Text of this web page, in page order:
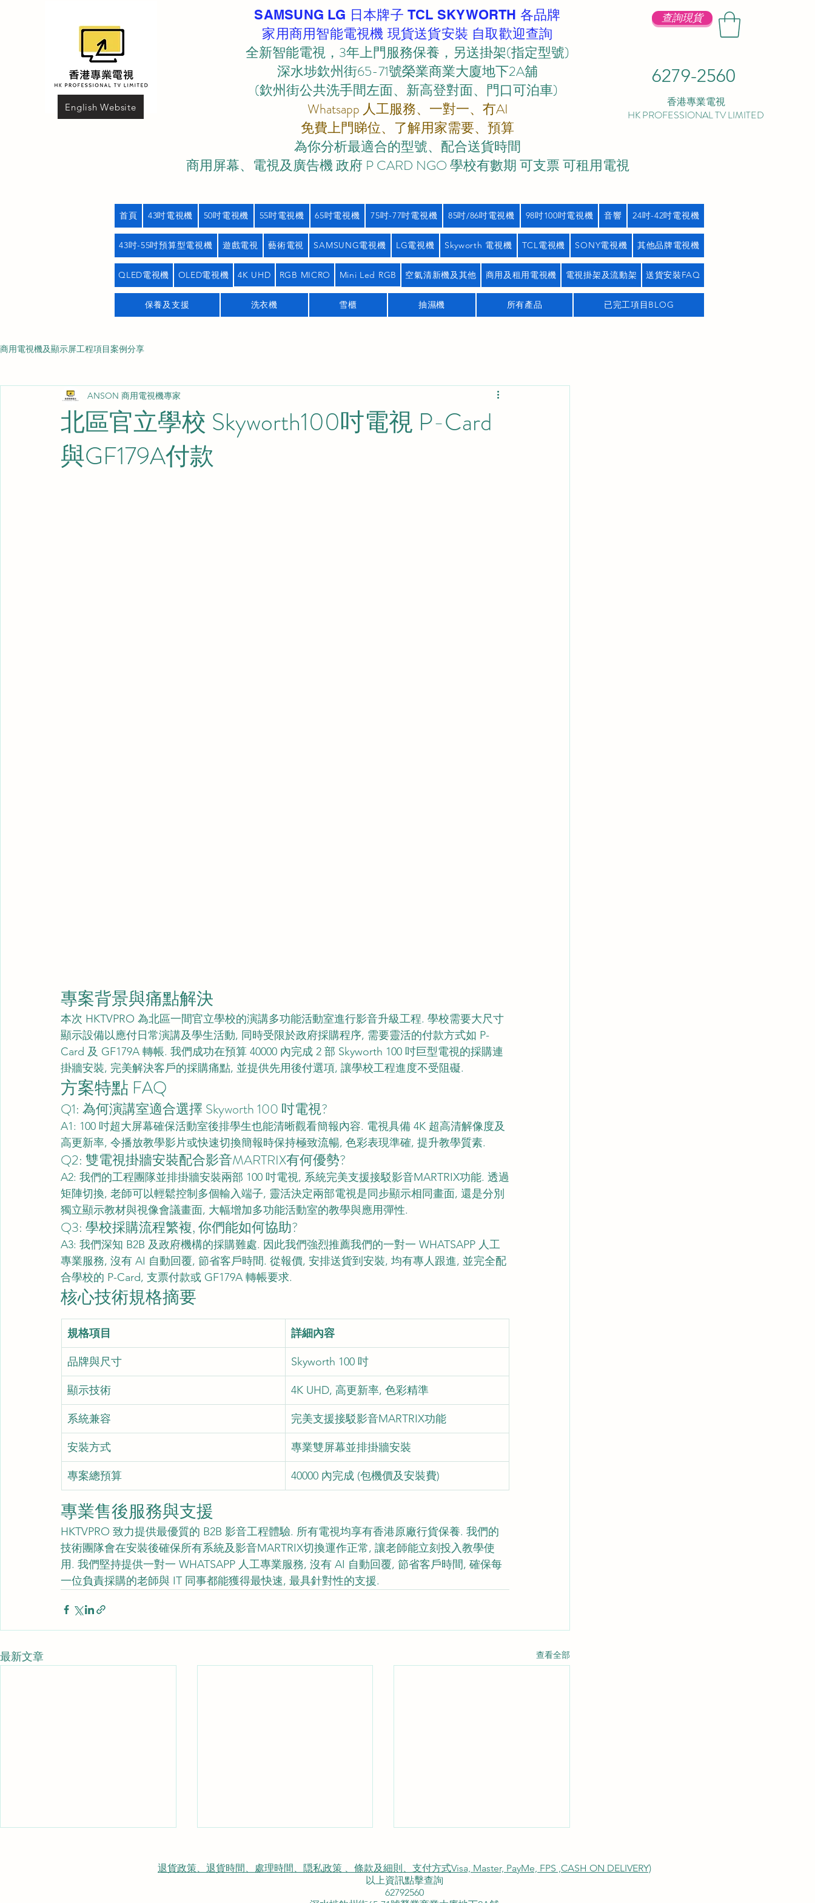
English Website
查詢現貨
6279-2560
香港專業電視
HK PROFESSIONAL TV LIMITED
SAMSUNG LG 日本牌子 TCL SKYWORTH 各品牌
家用商用智能電視機 現貨送貨安裝 自取歡迎查詢
全新智能電視，3年上門服務保養，另送掛架(指定型號)
深水埗欽州街65-71號榮業商業大廈地下2A舖
(欽州街公共洗手間左面、新高登對面、門口可泊車) ​
Whatsapp 人工服務、一對一、冇AI
免費上門睇位、了解用家需要、預算
為你分析最適合的型號、配合送貨時間
商用屏幕、電視及廣告機 政府 P CARD NGO 學校有數期 可支票 可租用電視
首頁 43吋電視機 50吋電視機 55吋電視機 65吋電視機 75吋-77吋電視機 85吋/86吋電視機 98吋100吋電視機 音響 24吋-42吋電視機
43吋-55吋預算型電視機 遊戲電視 藝術電視 SAMSUNG電視機 LG電視機 Skyworth 電視機 TCL電視機 SONY電視機 其他品牌電視機
QLED電視機 OLED電視機 4K UHD RGB MICRO Mini Led RGB 空氣清新機及其他 商用及租用電視機 電視掛架及流動架 送貨安裝FAQ
保養及支援 洗衣機 雪櫃 抽濕機 所有產品 已完工項目BLOG
商用電視機及顯示屏工程項目案例分享
北區官立學校 Skyworth100吋電視 P-Card
與GF179A付款
ANSON 商用電視機專家
專案背景與痛點解決
本次 HKTVPRO 為北區一間官立學校的演講多功能活動室進行影音升級工程. 學校需要大尺寸
顯示設備以應付日常演講及學生活動, 同時受限於政府採購程序, 需要靈活的付款方式如 P-
Card 及 GF179A 轉帳. 我們成功在預算 40000 內完成 2 部 Skyworth 100 吋巨型電視的採購連
掛牆安裝, 完美解決客戶的採購痛點, 並提供先用後付選項, 讓學校工程進度不受阻礙.
方案特點 FAQ
Q1: 為何演講室適合選擇 Skyworth 100 吋電視?
A1: 100 吋超大屏幕確保活動室後排學生也能清晰觀看簡報內容. 電視具備 4K 超高清解像度及
高更新率, 令播放教學影片或快速切換簡報時保持極致流暢, 色彩表現準確, 提升教學質素.
Q2: 雙電視掛牆安裝配合影音MARTRIX有何優勢?
A2: 我們的工程團隊並排掛牆安裝兩部 100 吋電視, 系統完美支援接駁影音MARTRIX功能. 透過
矩陣切換, 老師可以輕鬆控制多個輸入端子, 靈活決定兩部電視是同步顯示相同畫面, 還是分別
獨立顯示教材與視像會議畫面, 大幅增加多功能活動室的教學與應用彈性.
Q3: 學校採購流程繁複, 你們能如何協助?
A3: 我們深知 B2B 及政府機構的採購難處. 因此我們強烈推薦我們的一對一 WHATSAPP 人工
專業服務, 沒有 AI 自動回覆, 節省客戶時間. 從報價, 安排送貨到安裝, 均有專人跟進, 並完全配
合學校的 P-Card, 支票付款或 GF179A 轉帳要求.
核心技術規格摘要
規格項目 詳細內容
品牌與尺寸 Skyworth 100 吋
顯示技術 4K UHD, 高更新率, 色彩精準
系統兼容 完美支援接駁影音MARTRIX功能
安裝方式 專業雙屏幕並排掛牆安裝
專案總預算 40000 內完成 (包機價及安裝費)
專業售後服務與支援
HKTVPRO 致力提供最優質的 B2B 影音工程體驗. 所有電視均享有香港原廠行貨保養. 我們的
技術團隊會在安裝後確保所有系統及影音MARTRIX切換運作正常, 讓老師能立刻投入教學使
用. 我們堅持提供一對一 WHATSAPP 人工專業服務, 沒有 AI 自動回覆, 節省客戶時間, 確保每
一位負責採購的老師與 IT 同事都能獲得最快速, 最具針對性的支援.
最新文章 查看全部
租用電視機
退貨政策、退貨時間、處理時間、隠私政策 、條款及細則、支付方式Visa, Master, PayMe, FPS ,CASH ON DELIVERY)
以上資訊點擊查詢
62792560